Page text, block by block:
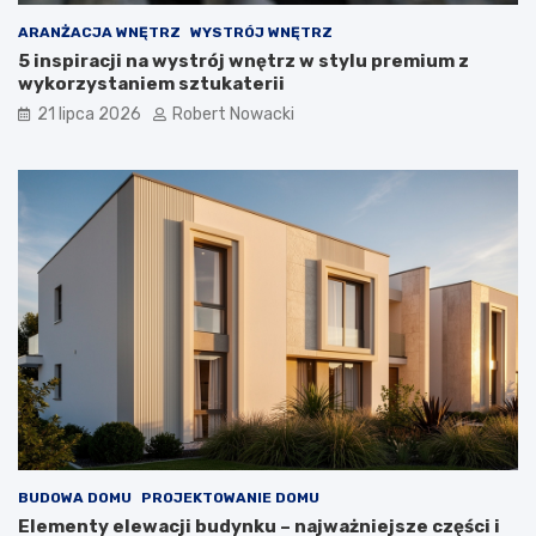
z
a
n
i
ARANŻACJA WNĘTRZ WYSTRÓJ WNĘTRZ
5 inspiracji na wystrój wnętrz w stylu premium z
wykorzystaniem sztukaterii
21 lipca 2026 Robert Nowacki
BUDOWA DOMU PROJEKTOWANIE DOMU
Elementy elewacji budynku – najważniejsze części i